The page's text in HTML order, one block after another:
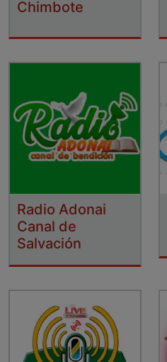
Chimbote
Radio Adonai
Canal de
Salvación